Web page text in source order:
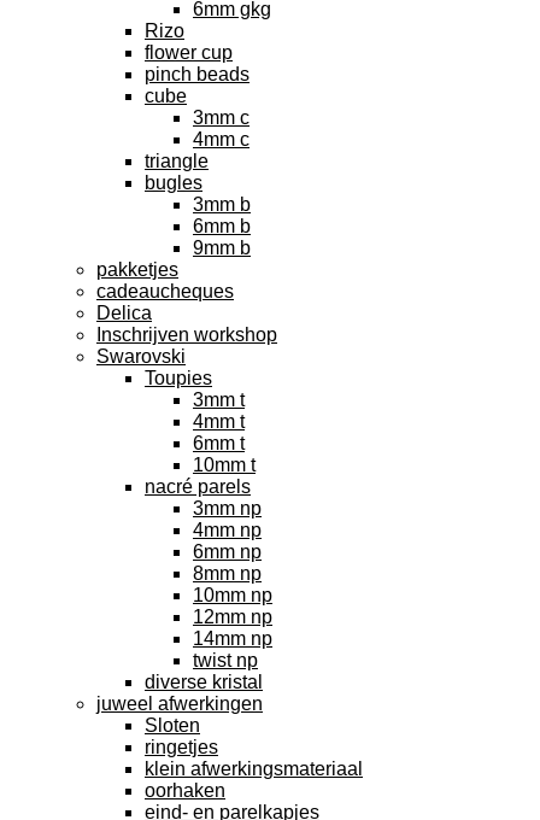
6mm gkg
Rizo
flower cup
pinch beads
cube
3mm c
4mm c
triangle
bugles
3mm b
6mm b
9mm b
pakketjes
cadeaucheques
Delica
Inschrijven workshop
Swarovski
Toupies
3mm t
4mm t
6mm t
10mm t
nacré parels
3mm np
4mm np
6mm np
8mm np
10mm np
12mm np
14mm np
twist np
diverse kristal
juweel afwerkingen
Sloten
ringetjes
klein afwerkingsmateriaal
oorhaken
eind- en parelkapjes